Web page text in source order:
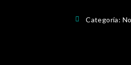
Categoría: